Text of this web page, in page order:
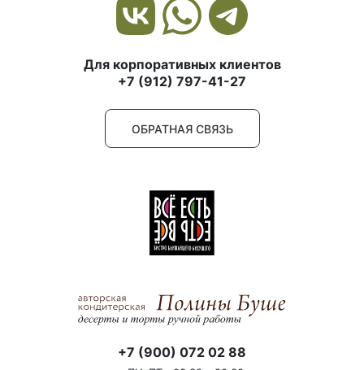
Для корпоративных клиентов
+7 (912) 797-41-27
ОБРАТНАЯ СВЯЗЬ
+7 (900) 072 02 88